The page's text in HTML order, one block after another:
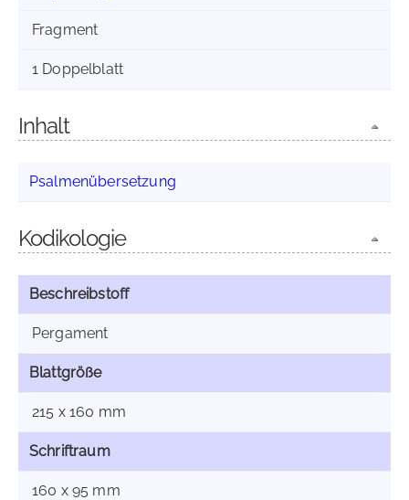
Fragment
1 Doppelblatt
Inhalt
Psalmenübersetzung
Kodikologie
Beschreibstoff
Pergament
Blattgröße
215 x 160 mm
Schriftraum
160 x 95 mm